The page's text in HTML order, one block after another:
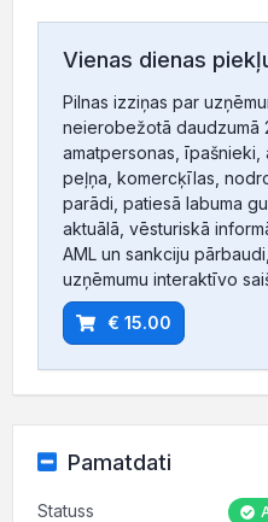
Vienas dienas
Pilnas izziņas par
neierobežotā daudzumā
amatpersonas, īpašnieki,
peļņa, komercķīlas,
parādi, patiesā labuma
aktuālā, vēsturiskā
AML un sankciju
uzņēmumu interaktīvo
€ 15.00
Pamatdati
Statuss